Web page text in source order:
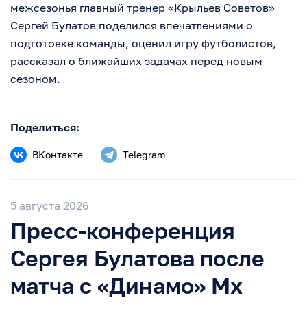
межсезонья главный тренер «Крыльев Советов»
Сергей Булатов поделился впечатлениями о
подготовке команды, оценил игру футболистов,
рассказал о ближайших задачах перед новым
сезоном.
Поделиться:
ВКонтакте Telegram
5 августа 2026
Пресс-конференция
Сергея Булатова после
матча с «Динамо» Мх